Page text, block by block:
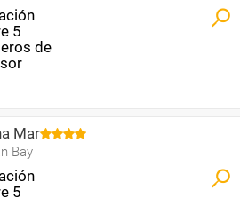
Mar
Bay